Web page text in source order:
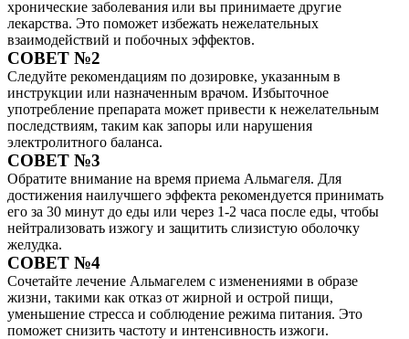
хронические заболевания или вы принимаете другие
лекарства. Это поможет избежать нежелательных
взаимодействий и побочных эффектов.
СОВЕТ №2
Следуйте рекомендациям по дозировке, указанным в
инструкции или назначенным врачом. Избыточное
употребление препарата может привести к нежелательным
последствиям, таким как запоры или нарушения
электролитного баланса.
СОВЕТ №3
Обратите внимание на время приема Альмагеля. Для
достижения наилучшего эффекта рекомендуется принимать
его за 30 минут до еды или через 1-2 часа после еды, чтобы
нейтрализовать изжогу и защитить слизистую оболочку
желудка.
СОВЕТ №4
Сочетайте лечение Альмагелем с изменениями в образе
жизни, такими как отказ от жирной и острой пищи,
уменьшение стресса и соблюдение режима питания. Это
поможет снизить частоту и интенсивность изжоги.